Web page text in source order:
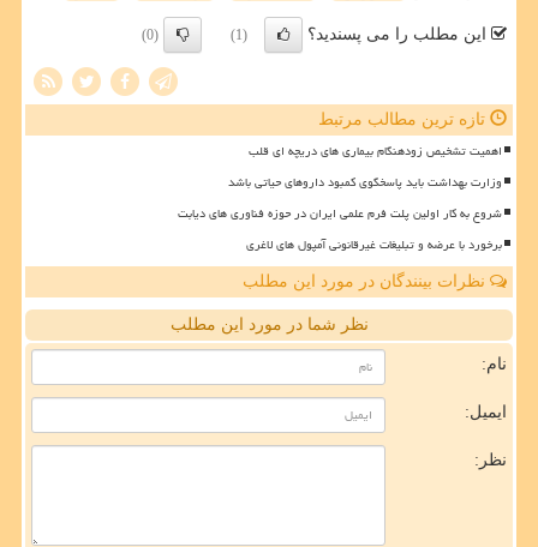
این مطلب را می پسندید؟ (1)
(0)
تازه ترین مطالب مرتبط
اهمیت تشخیص زودهنگام بیماری های دریچه ای قلب
وزارت بهداشت باید پاسخگوی کمبود داروهای حیاتی باشد
شروع به کار اولین پلت فرم علمی ایران در حوزه فناوری های دیابت
برخورد با عرضه و تبلیغات غیرقانونی آمپول های لاغری
نظرات بینندگان در مورد این مطلب
نظر شما در مورد این مطلب
نام:
ایمیل:
نظر: